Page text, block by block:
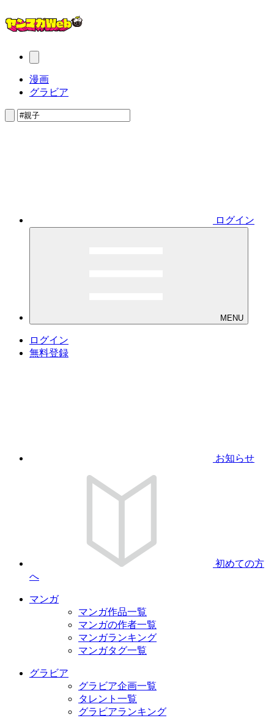
漫画
グラビア
ログイン
MENU
ログイン
無料登録
お知らせ
初めての方
へ
マンガ
マンガ作品一覧
マンガの作者一覧
マンガランキング
マンガタグ一覧
グラビア
グラビア企画一覧
タレント一覧
グラビアランキング